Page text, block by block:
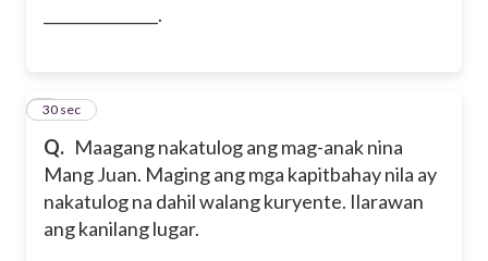
_______________.
Q. Maagang nakatulog ang mag-anak nina
Mang Juan. Maging ang mga kapitbahay nila ay
nakatulog na dahil walang kuryente. Ilarawan
ang kanilang lugar.
8
30 sec